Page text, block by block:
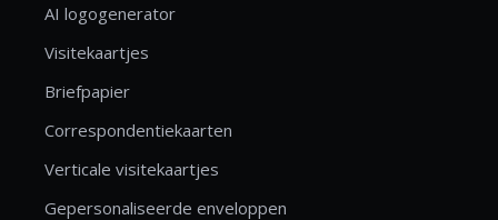
AI logogenerator
Visitekaartjes
Briefpapier
Correspondentiekaarten
Verticale visitekaartjes
Gepersonaliseerde enveloppen